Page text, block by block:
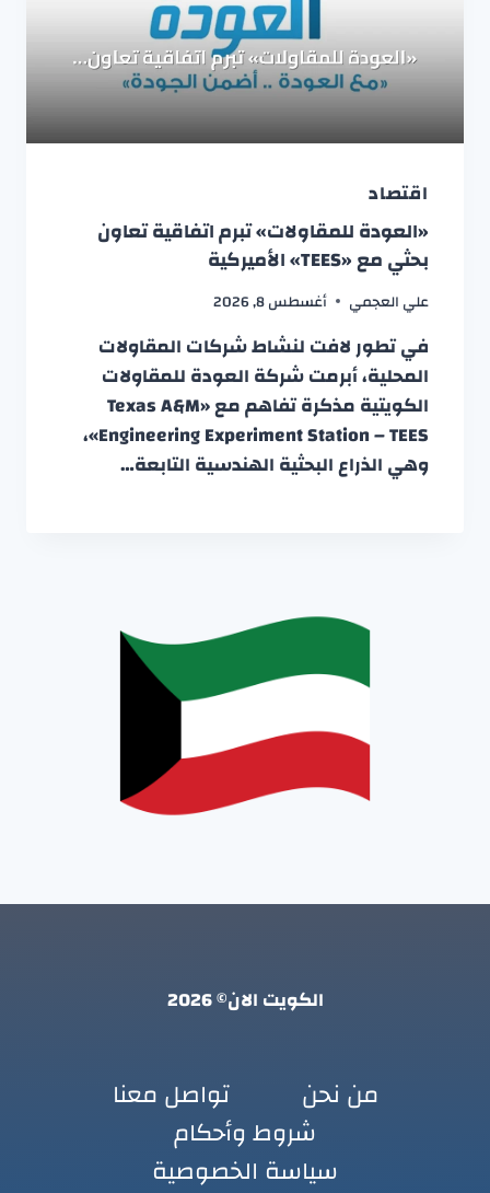
اقتصاد
«العودة للمقاولات» تبرم اتفاقية تعاون
بحثي مع «TEES» الأميركية
علي العجمي أغسطس 8, 2026
في تطور لافت لنشاط شركات المقاولات
المحلية، أبرمت شركة العودة للمقاولات
الكويتية مذكرة تفاهم مع «Texas A&M
Engineering Experiment Station – TEES»،
وهي الذراع البحثية الهندسية التابعة…
الكويت الان© 2026
من نحن
تواصل معنا
شروط وأحكام
سياسة الخصوصية